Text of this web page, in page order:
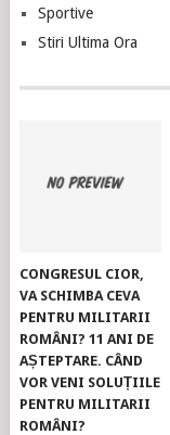
Sportive
Stiri Ultima Ora
CONGRESUL CIOR,
VA SCHIMBA CEVA
PENTRU MILITARII
ROMÂNI? 11 ANI DE
AȘTEPTARE. CÂND
VOR VENI SOLUȚIILE
PENTRU MILITARII
ROMÂNI?